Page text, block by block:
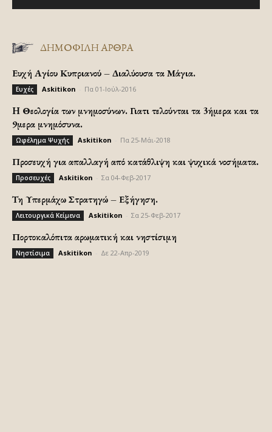
ΔΗΜΟΦΙΛΗ ΑΡΘΡΑ
Ευχή Αγίου Κυπριανού – Διαλύουσα τα Μάγια.
Ευχές Askitikon Πα 01-Ιούλ-2016
H Θεολογία των μνημοσύνων. Γιατι τελούνται τα 3ήμερα και τα
9μερα μνημόσυνα.
Ωφέλημα Ψυχής Askitikon Πα 25-Μάι-2018
Προσευχή για απαλλαγή από κατάθλιψη και ψυχικά νοσήματα.
Προσευχές Askitikon Σα 04-Φεβ-2017
Τη Υπερμάχω Στρατηγώ – Εξήγηση.
Λειτουργικά Κείμενα Askitikon Σα 25-Φεβ-2017
Πορτοκαλόπιτα αρωματική και νηστίσιμη
Νηστίσιμα Askitikon Δε 22-Απρ-2019